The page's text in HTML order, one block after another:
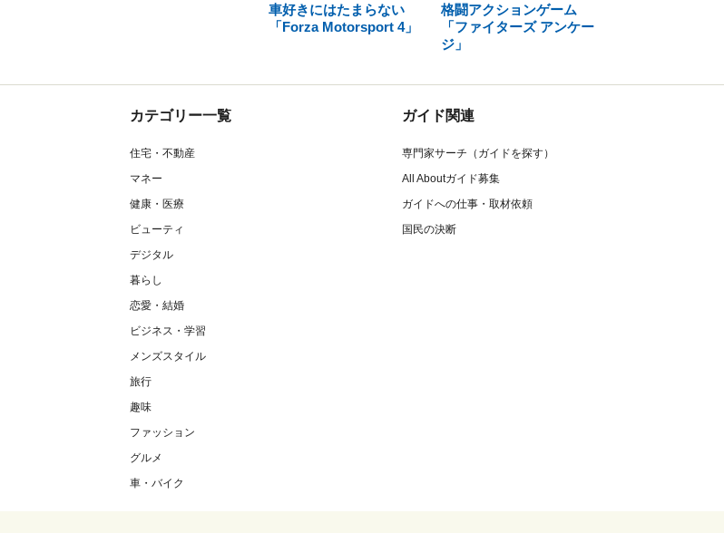
車好きにはたまらない
「Forza Motorsport 4」
格闘アクションゲーム
「ファイターズ アンケー
ジ」
カテゴリー一覧
住宅・不動産
マネー
健康・医療
ビューティ
デジタル
暮らし
恋愛・結婚
ビジネス・学習
メンズスタイル
旅行
趣味
ファッション
グルメ
車・バイク
ガイド関連
専門家サーチ（ガイドを探す）
All Aboutガイド募集
ガイドへの仕事・取材依頼
国民の決断